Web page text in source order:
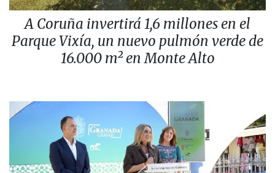
A Coruña invertirá 1,6 millones en el
Parque Vixía, un nuevo pulmón verde de
16.000 m² en Monte Alto